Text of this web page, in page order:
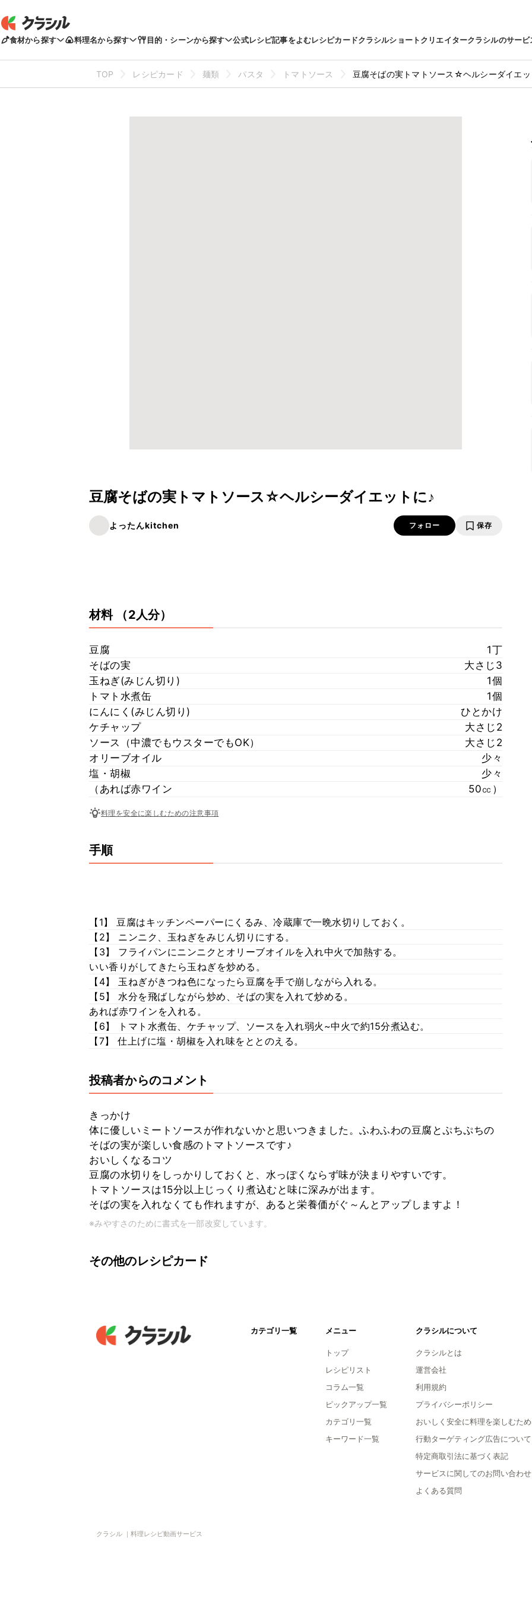
食材から探す 料理名から探す 目的・シーンから探す 公式レシピ記事をよむレシピカードクラシルショートクリエイタークラシルのサービ
TOP レシピカード 麺類 パスタ トマトソース 豆腐そばの実トマトソース☆ヘルシーダイエッ
豆腐そばの実トマトソース☆ヘルシーダイエットに♪
よったんkitchen フォロー 保存
材料 （2人分）
豆腐
1丁
そばの実
大さじ3
玉ねぎ(みじん切り)
1個
トマト水煮缶
1個
にんにく(みじん切り)
ひとかけ
ケチャップ
大さじ2
ソース（中濃でもウスターでもOK）
大さじ2
オリーブオイル
少々
塩・胡椒
少々
（あれば赤ワイン
50㏄）
料理を安全に楽しむための注意事項
手順
【1】 豆腐はキッチンペーパーにくるみ、冷蔵庫で一晩水切りしておく。
【2】 ニンニク、玉ねぎをみじん切りにする。
【3】 フライパンにニンニクとオリーブオイルを入れ中火で加熱する。
いい香りがしてきたら玉ねぎを炒める。
【4】 玉ねぎがきつね色になったら豆腐を手で崩しながら入れる。
【5】 水分を飛ばしながら炒め、そばの実を入れて炒める。
あれば赤ワインを入れる。
【6】 トマト水煮缶、ケチャップ、ソースを入れ弱火~中火で約15分煮込む。
【7】 仕上げに塩・胡椒を入れ味をととのえる。
投稿者からのコメント
きっかけ
体に優しいミートソースが作れないかと思いつきました。ふわふわの豆腐とぷちぷちの
そばの実が楽しい食感のトマトソースです♪
おいしくなるコツ
豆腐の水切りをしっかりしておくと、水っぽくならず味が決まりやすいです。
トマトソースは15分以上じっくり煮込むと味に深みが出ます。
そばの実を入れなくても作れますが、あると栄養価がぐ～んとアップしますよ！
※みやすさのために書式を一部改変しています。
その他のレシピカード
カテゴリ一覧 メニュー
トップ
レシピリスト
コラム一覧
ピックアップ一覧
カテゴリ一覧
キーワード一覧
クラシルについて
クラシルとは
運営会社
利用規約
プライバシーポリシー
おいしく安全に料理を楽しむため
行動ターゲティング広告について
特定商取引法に基づく表記
サービスに関してのお問い合わせ
よくある質問
クラシル ｜料理レシピ動画サービス